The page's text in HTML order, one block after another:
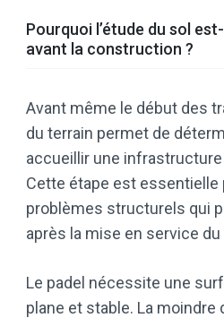
Pourquoi l’étude du sol
avant la construction ?
Avant même le début des
du terrain permet de
accueillir une
Cette étape est essentielle
problèmes structurels qui
après la mise en service du
Le padel nécessite une
plane et stable. La